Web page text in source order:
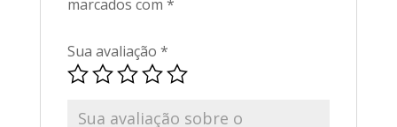
marcados com *
Sua avaliação *